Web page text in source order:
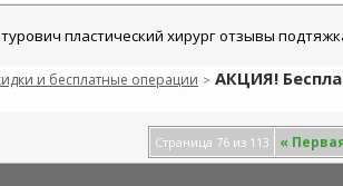
и бесплатные операции > АКЦИЯ!
Страница 76 из 113 «